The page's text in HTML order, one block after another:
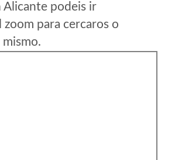
Alicante podeis ir
zoom para cercaros o
mismo.